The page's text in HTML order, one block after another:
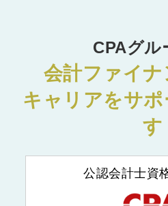
CPAグル
会計ファイ
キャリアをサポ
す
公認会計士資